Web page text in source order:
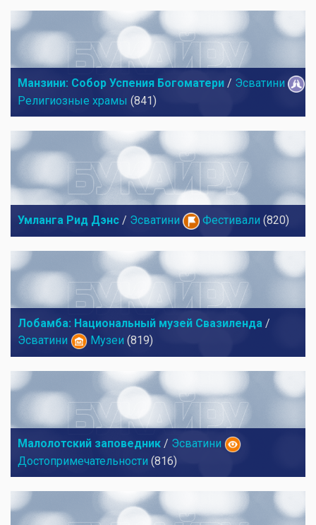
Манзини: Собор Успения Богоматери / Эсватини
Религиозные храмы (841)
Умланга Рид Дэнс / Эсватини Фестивали (820)
Лобамба: Национальный музей Свазиленда /
Эсватини
Музеи (819)
Малолотский заповедник / Эсватини
Достопримечательности (816)